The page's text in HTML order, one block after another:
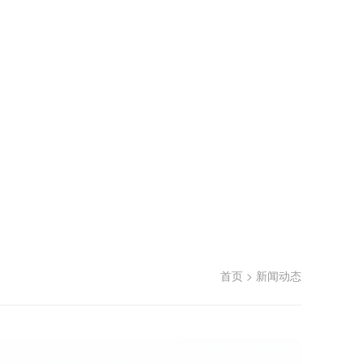
首页 > 新闻动态